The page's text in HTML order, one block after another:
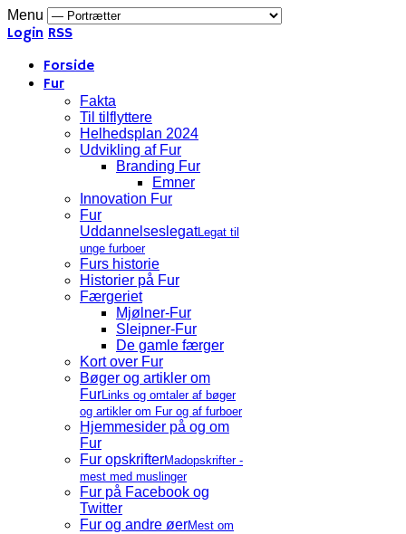
Menu
Login RSS
Forside
Fur
Fakta
Til tilflyttere
Helhedsplan 2024
Udvikling af Fur
Branding Fur
Emner
Innovation Fur
Fur
UddannelseslegatLegat til
unge furboer
Furs historie
Historier på Fur
Færgeriet
Mjølner-Fur
Sleipner-Fur
De gamle færger
Kort over Fur
Bøger og artikler om
FurLinks og omtaler af bøger
og artikler om Fur og af furboer
Hjemmesider på og om
Fur
Fur opskrifterMadopskrifter -
mest med muslinger
Fur på Facebook og
Twitter
Fur og andre øerMest om